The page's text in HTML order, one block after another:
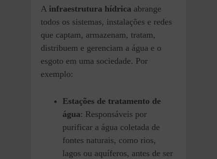
A infraestrutura hídrica abrange
todos os sistemas, instalações e redes
que captam, armazenam, tratam,
distribuem e gerenciam a água e o
esgoto em uma sociedade. Por
exemplo:
Estações de tratamento de
água: Responsáveis por
purificar a água coletada de
fontes naturais, como rios,
lagos ou aquíferos, antes de ser